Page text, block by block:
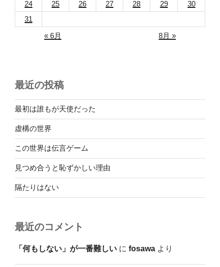
24 25 26 27 28 29
30
31
« 6月
8月 »
最近の投稿
最初は誰もが天使だった
虚構の世界
この世界は伝言ゲーム
見つめ合うと恥ずかしい理由
隔たりはない
最近のコメント
「何もしない」が一番難しい に fosawa より